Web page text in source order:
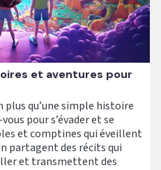
et aventures pour
plus qu’une simple histoire
pour s’évader et se
et comptines qui éveillent
partagent des récits qui
et transmettent des